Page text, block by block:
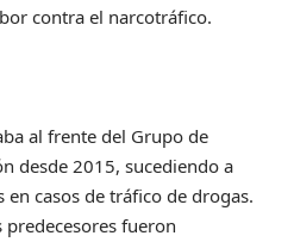
contra el narcotráfico.
al frente del Grupo de
desde 2015, sucediendo a
casos de tráfico de drogas.
predecesores fueron